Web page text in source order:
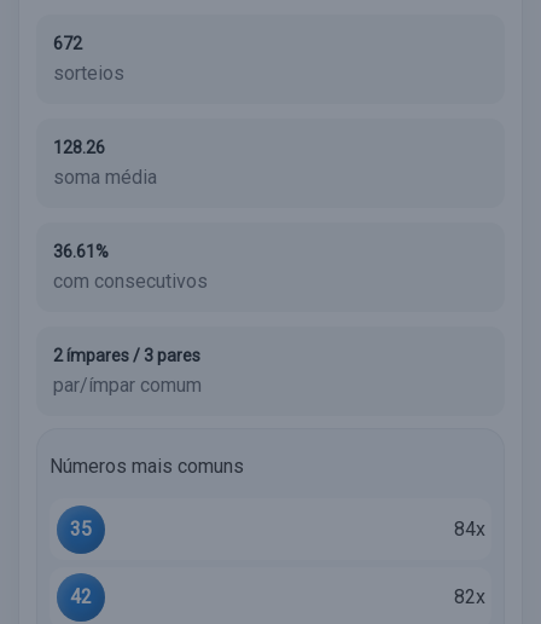
672
sorteios
128.26
soma média
36.61%
com consecutivos
2 ímpares / 3 pares
par/ímpar comum
Números mais comuns
35 84x
42 82x